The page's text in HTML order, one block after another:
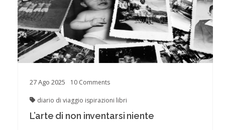
27Ago 2025 10 Comments
diario di viaggio ispirazioni libri
L’arte di non inventarsi niente